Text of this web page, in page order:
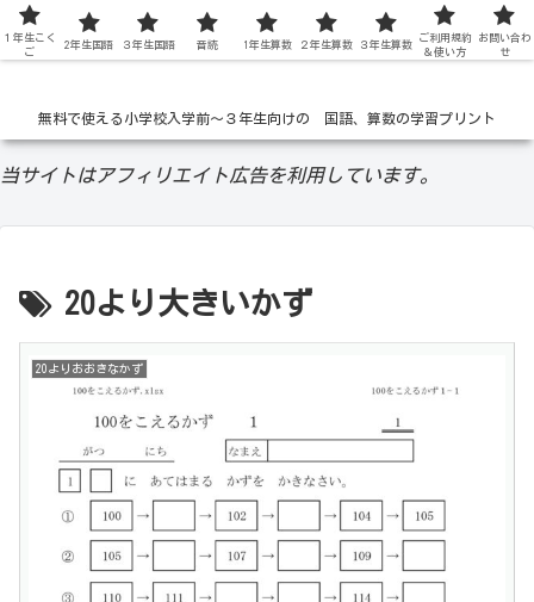
低学年の無料学習ドリル
無料で使える小学校入学前〜３年生向けの 国語、算数の学習プリント
当サイトはアフィリエイト広告を利用しています。
20より大きいかず
20よりおおきなかず
１年生こく
ご
2年生国語 ３年生国語 音読 1年生算数 ２年生算数 ３年生算数
ご利用規約
＆使い方
お問い合わ
せ